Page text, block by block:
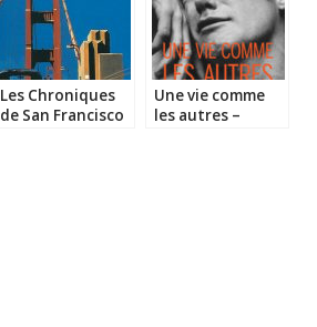
Les Chroniques
de San Francisco
Une vie comme
les autres –